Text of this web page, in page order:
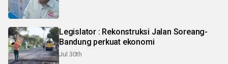
Legislator : Rekonstruksi Jalan Soreang-
Bandung perkuat ekonomi
Jul 30th